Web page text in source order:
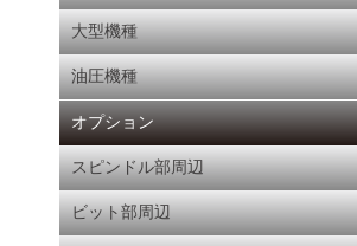
大型機種
油圧機種
オプション
スピンドル部周辺
ビット部周辺